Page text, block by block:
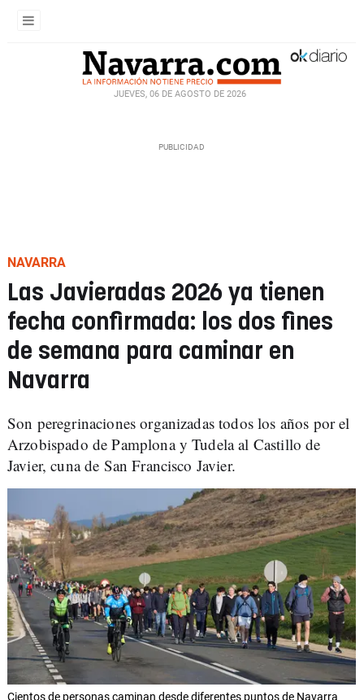
JUEVES, 06 DE AGOSTO DE 2026
NAVARRA
Las Javieradas 2026 ya tienen
fecha confirmada: los dos fines
de semana para caminar en
Navarra
Son peregrinaciones organizadas todos los años por el
Arzobispado de Pamplona y Tudela al Castillo de
Javier, cuna de San Francisco Javier.
Cientos de personas caminan desde diferentes puntos de Navarra